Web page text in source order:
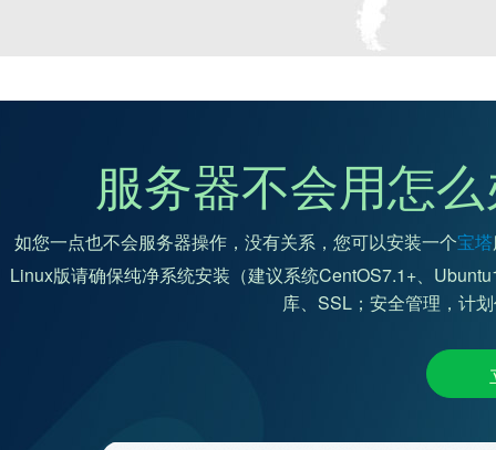
服务器不会用怎
如您一点也不会服务器操作，没有关系，您可以安装一个宝塔
Linux版请确保纯净系统安装（建议系统CentOS7.1+、
库、SSL；安全管理，计